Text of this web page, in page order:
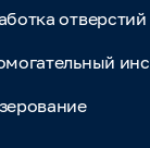
отверстий